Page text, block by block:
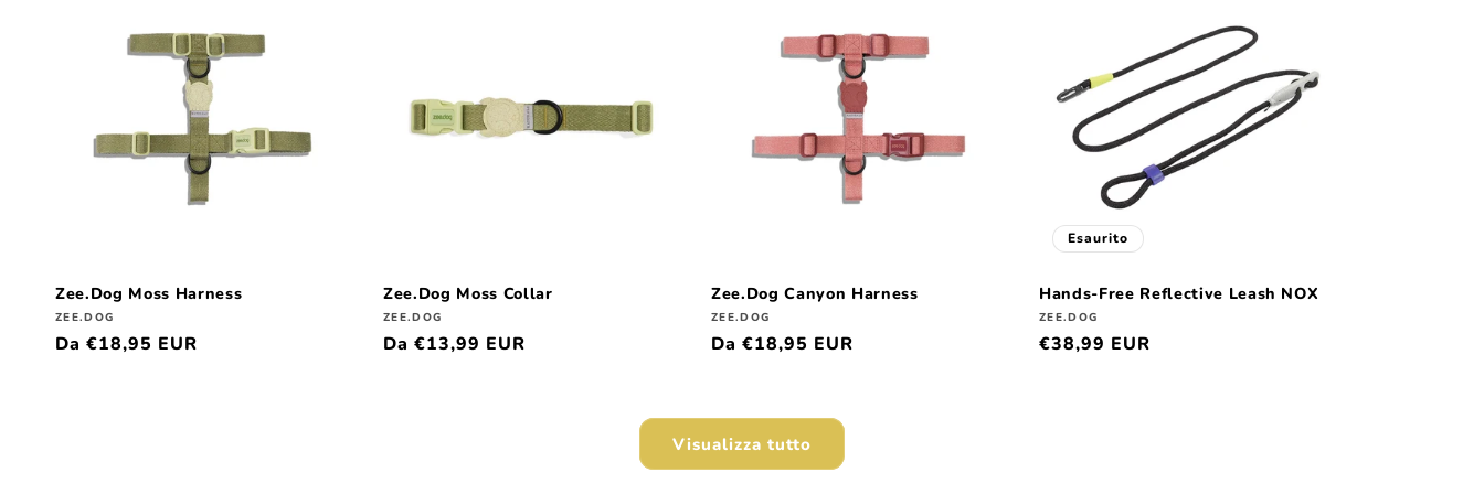
Zee.Dog Moss Harness
Produttore:
ZEE.DOG
Prezzo
Da €18,95 EUR
Zee.Dog Moss Collar
Produttore:
ZEE.DOG
Prezzo
Da €13,99 EUR
Zee.Dog Canyon Harness
Produttore:
ZEE.DOG
Prezzo
Da €18,95 EUR
Esaurito
Hands-Free Reflective Leash NOX
Produttore:
ZEE.DOG
Prezzo
€38,99 EUR
Visualizza tutto